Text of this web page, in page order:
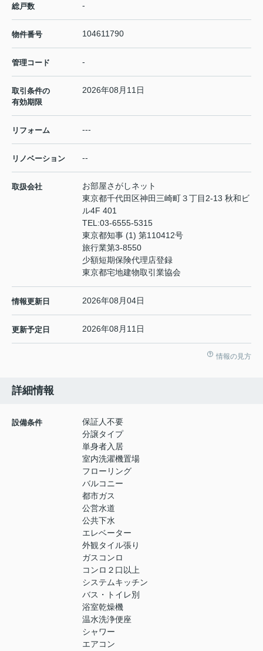
総戸数 -
物件番号 104611790
管理コード -
取引条件の
有効期限
2026年08月11日
リフォーム ---
リノベーション --
取扱会社
お部屋さがしネット
東京都千代田区神田三崎町３丁目2-13 秋和ビ
ル4F 401
TEL:03-6555-5315
東京都知事 (1) 第110412号
旅行業第3-8550
少額短期保険代理店登録
東京都宅地建物取引業協会
情報更新日 2026年08月04日
更新予定日 2026年08月11日
情報の見方
詳細情報
設備条件
保証人不要
分譲タイプ
単身者入居
室内洗濯機置場
フローリング
バルコニー
都市ガス
公営水道
公共下水
エレベーター
外観タイル張り
ガスコンロ
コンロ２口以上
システムキッチン
バス・トイレ別
浴室乾燥機
温水洗浄便座
シャワー
エアコン